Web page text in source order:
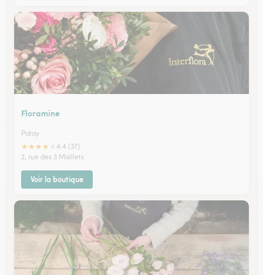
Floramine
Patay
★★★★
4.4 (37)
2, rue des 3 Maillets
Voir la boutique